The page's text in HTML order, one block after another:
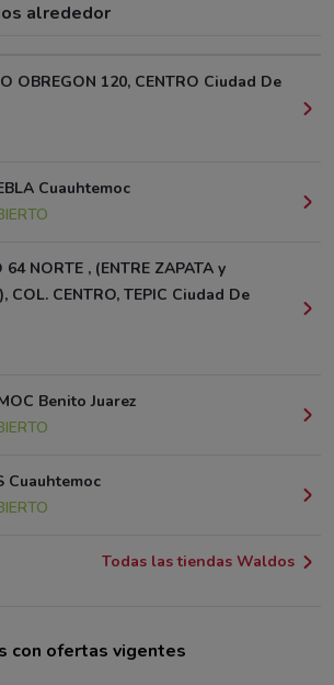
alrededor
OBREGON 120, CENTRO Ciudad De
Cuauhtemoc
64 NORTE , (ENTRE ZAPATA y
COL. CENTRO, TEPIC Ciudad De
Benito Juarez
Cuauhtemoc
Todas las tiendas Waldos
con ofertas vigentes